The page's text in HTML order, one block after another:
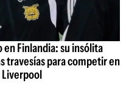
en Finlandia: su insólita
travesías para competir en
Liverpool